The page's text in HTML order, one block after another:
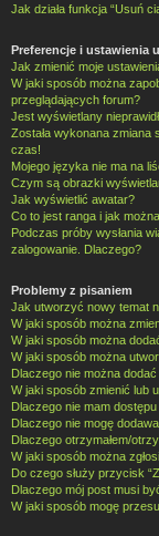
Jak działa funkcja “Usuń
Preferencje i ustawienia
Jak zmienić moje
W jaki sposób można
przeglądających forum?
Jest wyświetlany
Została wykonana zmiana
czas!
Mojego języka nie ma na
Czym są obrazki
Jak wyświetlić awatar?
Co to jest ranga i jak
Podczas próby wysłania
zalogowanie. Dlaczego?
Problemy z pisaniem
Jak utworzyć nowy temat
W jaki sposób można
W jaki sposób można
W jaki sposób można
Dlaczego nie można
W jaki sposób zmienić lub
Dlaczego nie mam
Dlaczego nie mogę
Dlaczego otrzymałem/
W jaki sposób można
Do czego służy przycisk
Dlaczego mój post musi
W jaki sposób mogę